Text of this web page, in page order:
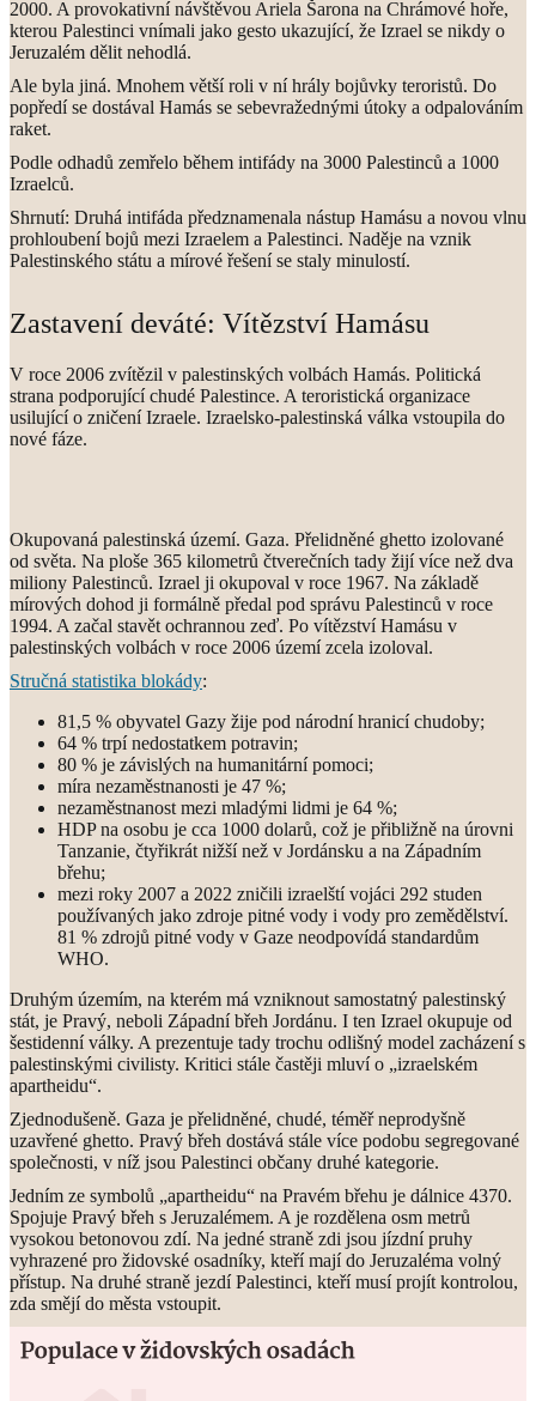
2000. A provokativní návštěvou Ariela Šarona na Chrámové hoře,
kterou Palestinci vnímali jako gesto ukazující, že Izrael se nikdy o
Jeruzalém dělit nehodlá.
Ale byla jiná. Mnohem větší roli v ní hrály bojůvky teroristů. Do
popředí se dostával Hamás se sebevražednými útoky a odpalováním
raket.
Podle odhadů zemřelo během intifády na 3000 Palestinců a 1000
Izraelců.
Shrnutí: Druhá intifáda předznamenala nástup Hamásu a novou vlnu
prohloubení bojů mezi Izraelem a Palestinci. Naděje na vznik
Palestinského státu a mírové řešení se staly minulostí.
Zastavení deváté: Vítězství Hamásu
V roce 2006 zvítězil v palestinských volbách Hamás. Politická
strana podporující chudé Palestince. A teroristická organizace
usilující o zničení Izraele. Izraelsko-palestinská válka vstoupila do
nové fáze.
Okupovaná palestinská území. Gaza. Přelidněné ghetto izolované
od světa. Na ploše 365 kilometrů čtverečních tady žijí více než dva
miliony Palestinců. Izrael ji okupoval v roce 1967. Na základě
mírových dohod ji formálně předal pod správu Palestinců v roce
1994. A začal stavět ochrannou zeď. Po vítězství Hamásu v
palestinských volbách v roce 2006 území zcela izoloval.
Stručná statistika blokády:
81,5 % obyvatel Gazy žije pod národní hranicí chudoby;
64 % trpí nedostatkem potravin;
80 % je závislých na humanitární pomoci;
míra nezaměstnanosti je 47 %;
nezaměstnanost mezi mladými lidmi je 64 %;
HDP na osobu je cca 1000 dolarů, což je přibližně na úrovni
Tanzanie, čtyřikrát nižší než v Jordánsku a na Západním
břehu;
mezi roky 2007 a 2022 zničili izraelští vojáci 292 studen
používaných jako zdroje pitné vody i vody pro zemědělství.
81 % zdrojů pitné vody v Gaze neodpovídá standardům
WHO.
Druhým územím, na kterém má vzniknout samostatný palestinský
stát, je Pravý, neboli Západní břeh Jordánu. I ten Izrael okupuje od
šestidenní války. A prezentuje tady trochu odlišný model zacházení s
palestinskými civilisty. Kritici stále častěji mluví o „izraelském
apartheidu“.
Zjednodušeně. Gaza je přelidněné, chudé, téměř neprodyšně
uzavřené ghetto. Pravý břeh dostává stále více podobu segregované
společnosti, v níž jsou Palestinci občany druhé kategorie.
Jedním ze symbolů „apartheidu“ na Pravém břehu je dálnice 4370.
Spojuje Pravý břeh s Jeruzalémem. A je rozdělena osm metrů
vysokou betonovou zdí. Na jedné straně zdi jsou jízdní pruhy
vyhrazené pro židovské osadníky, kteří mají do Jeruzaléma volný
přístup. Na druhé straně jezdí Palestinci, kteří musí projít kontrolou,
zda smějí do města vstoupit.